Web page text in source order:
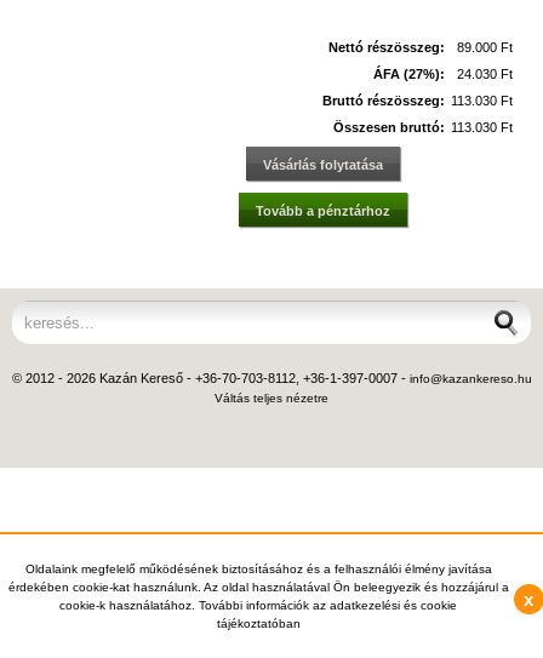
Oldalaink megfelelő működésének biztosításához és a felhasználói élmény javítása
érdekében cookie-kat használunk. Az oldal használatával Ön beleegyezik és hozzájárul a
cookie-k használatához. További információk az adatkezelési és cookie
tájékoztatóban
x
Nettó részösszeg:
89.000 Ft
ÁFA (27%):
24.030 Ft
Bruttó részösszeg: 113.030 Ft
Összesen bruttó: 113.030 Ft
Vásárlás folytatása
Tovább a pénztárhoz
© 2012 - 2026 Kazán Kereső - +36-70-703-8112, +36-1-397-0007 - info@kazankereso.hu
Váltás teljes nézetre